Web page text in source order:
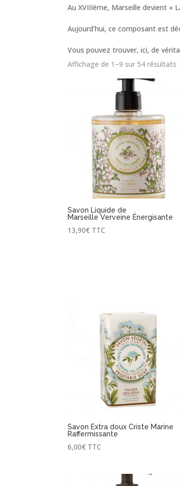
Au XVIIIème, Marseille devient «
Aujourd’hui, ce composant est
Vous pouvez trouver, ici, de
Affichage de 1–9 sur 54 résultats
Savon Liquide de
Marseille Verveine Énergisante
13,90€ TTC
Savon Extra doux Criste Marine
Raffermissante
6,00€ TTC